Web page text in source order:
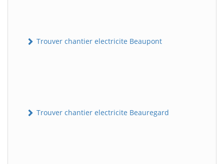
Trouver chantier electricite Beaupont
Trouver chantier electricite Beauregard